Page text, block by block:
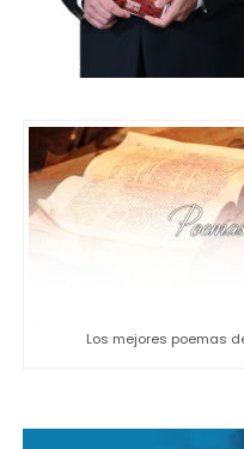
Los mejores poemas